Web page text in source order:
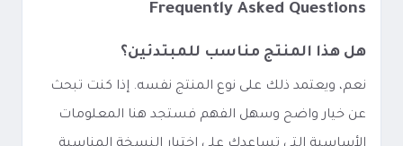
Frequently Asked Questions
هل هذا المنتج مناسب للمبتدئين؟
نعم، ويعتمد ذلك على نوع المنتج نفسه. إذا كنت تبحث
عن خيار واضح وسهل الفهم فستجد هنا المعلومات